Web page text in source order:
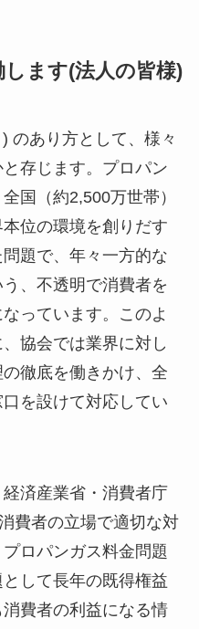
ます(法人の皆様)
のあり方として、様々
存じます。プロパン
国（約2,500万世帯）
位の環境を創りだす
題で、年々一方的な
、不透明で消費者を
っています。このよ
協会では業界に対し
徹底を働きかけ、全
を設けて対応してい
済産業省・消費者庁
費者の立場で適切な対
ロパンガス料金問題
して長年の既得権益
費者の利益になる情